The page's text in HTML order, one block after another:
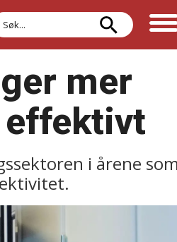
mer
effektivt
i årene som